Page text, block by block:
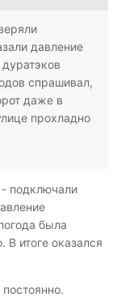
давление
спрашивал,
даже в
прохладно
подключали
была
В итоге оказался